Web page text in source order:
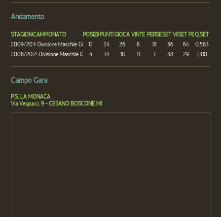
Andamento
STAGIONECAMPIONATO POSIZIONE
PUNTI GIOCATEVINTE PERSESET VINTISET PERSIQ.SET
2009/2010
1aDivisione Maschile Girone B (Milano)
12 24 26 8 18 36 64
0,563
2006/2007
2aDivisione Maschile Girone B (Milano)
4 34 18 11 7 38 29 1,310
Campo Gara
P.S. LA MONACA
Via Vespucci, 9 - CESANO BOSCONE MI